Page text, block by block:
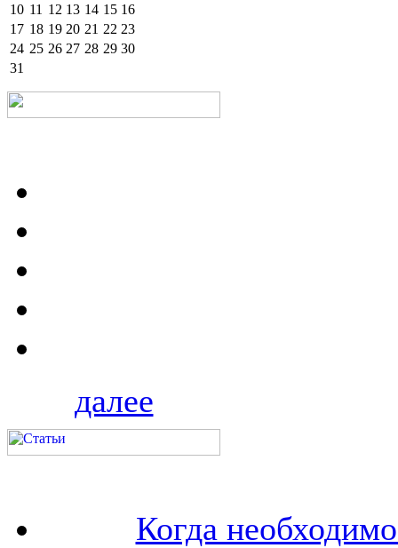
10 11 12 13 14 15 16
17 18 19 20 21 22 23
24 25 26 27 28 29 30
31
далее
Когда